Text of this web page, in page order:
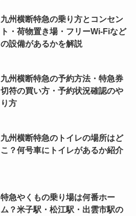
九州横断特急の乗り方とコンセン
ト・荷物置き場・フリーWi-Fiなど
の設備があるかを解説
九州横断特急の予約方法・特急券
切符の買い方・予約状況確認のや
り方
九州横断特急のトイレの場所はど
こ？何号車にトイレがあるか紹介
特急やくもの乗り場は何番ホー
ム？米子駅・松江駅・出雲市駅の